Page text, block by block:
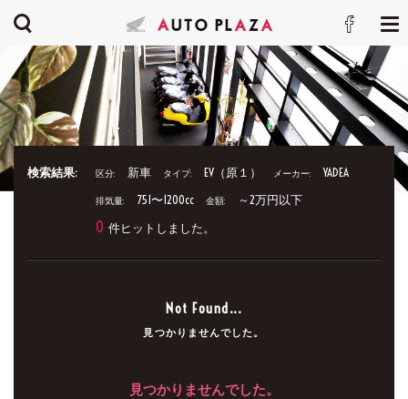
検索結果: 区分: 新車 タイプ: EV（原１） メーカー: YADEA
排気量: 751〜1200cc 金額: ～2万円以下
0 件ヒットしました。
Not Found...
見つかりませんでした。
見つかりませんでした。